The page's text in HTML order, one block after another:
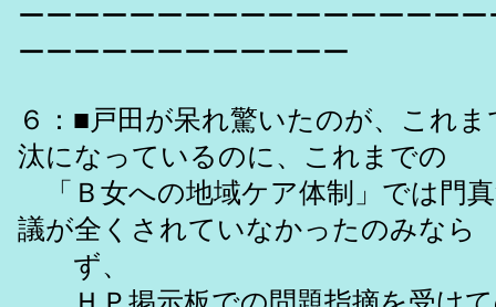
ーーーーーーーーーーーーーーーー
ーーーーーーーーーーーー
６：■戸田が呆れ驚いたのが、これ
汰になっているのに、これまでの
「Ｂ女への地域ケア体制」では門
議が全くされていなかったのみなら
ず、